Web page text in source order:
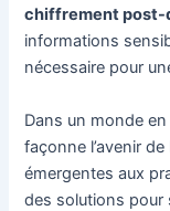
chiffrement post-
informations
nécessaire pour
Dans un monde
façonne l’avenir
émergentes aux
des solutions pour